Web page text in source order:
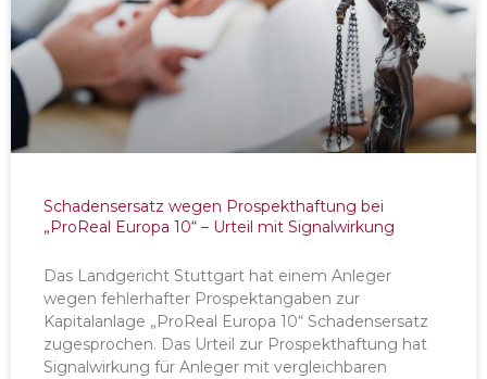
Schadensersatz wegen Prospekthaftung bei
„ProReal Europa 10“ – Urteil mit Signalwirkung
Das Landgericht Stuttgart hat einem Anleger
wegen fehlerhafter Prospektangaben zur
Kapitalanlage „ProReal Europa 10“ Schadensersatz
zugesprochen. Das Urteil zur Prospekthaftung hat
Signalwirkung für Anleger mit vergleichbaren